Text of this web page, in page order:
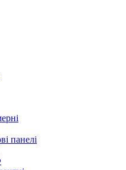
панелі